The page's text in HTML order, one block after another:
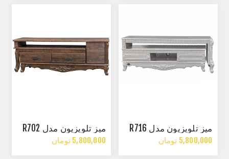
میز تلویزیون مدل R716
5,800,000 تومان
میز تلویزیون مدل R702
5,800,000 تومان